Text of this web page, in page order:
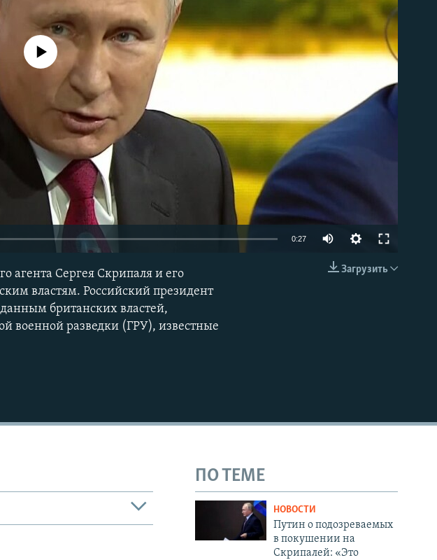
EMBED
source currently available
0:27
Загрузить
агента Сергея Скрипаля и его
властям. Российский президент
британских властей,
военной разведки (ГРУ), известные
ПО ТЕМЕ
НОВОСТИ
Путин о подозреваемых
в покушении на
Скрипалей: «Это